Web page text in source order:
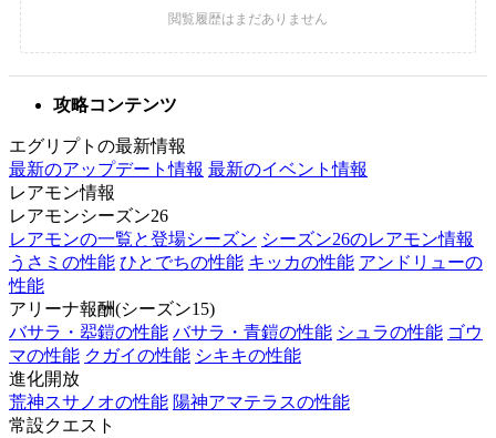
攻略コンテンツ
エグリプトの最新情報
最新のアップデート情報 最新のイベント情報
レアモン情報
レアモンシーズン26
レアモンの一覧と登場シーズン シーズン26のレアモン情報
うさミの性能 ひとでちの性能 キッカの性能 アンドリューの
性能
アリーナ報酬(シーズン15)
バサラ・翆鎧の性能 バサラ・青鎧の性能 シュラの性能 ゴウ
マの性能 クガイの性能 シキキの性能
進化開放
荒神スサノオの性能 陽神アマテラスの性能
常設クエスト